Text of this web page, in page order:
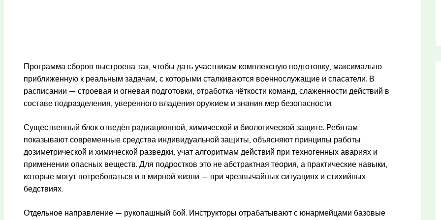
Программа сборов выстроена так, чтобы дать участникам комплексную подготовку, максимально
приближенную к реальным задачам, с которыми сталкиваются военнослужащие и спасатели. В
расписании — строевая и огневая подготовки, отработка чёткости команд, слаженности действий в
составе подразделения, уверенного владения оружием и знания мер безопасности.
Существенный блок отведён радиационной, химической и биологической защите. Ребятам
показывают современные средства индивидуальной защиты, объясняют принципы работы
дозиметрической и химической разведки, учат алгоритмам действий при техногенных авариях и
применении опасных веществ. Для подростков это не абстрактная теория, а практические навыки,
которые могут потребоваться и в мирной жизни — при чрезвычайных ситуациях и стихийных
бедствиях.
Отдельное направление — рукопашный бой. Инструкторы отрабатывают с юнармейцами базовые